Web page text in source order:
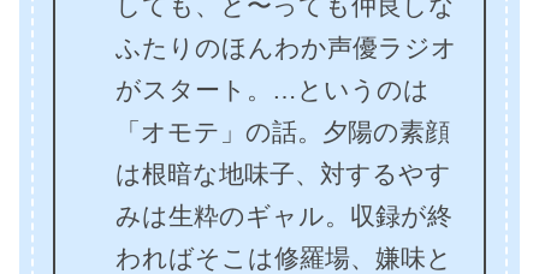
しても、と〜っても仲良しな
ふたりのほんわか声優ラジオ
がスタート。…というのは
「オモテ」の話。夕陽の素顔
は根暗な地味子、対するやす
みは生粋のギャル。収録が終
わればそこは修羅場、嫌味と